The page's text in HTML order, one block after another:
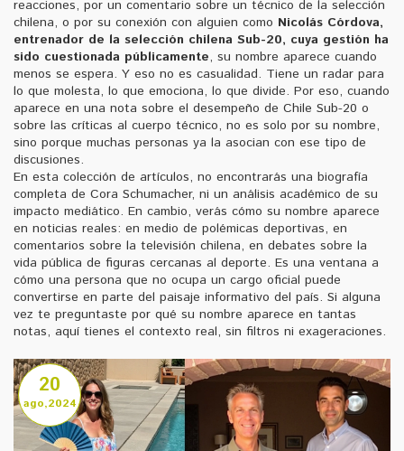
reacciones, por un comentario sobre un técnico de la selección
chilena, o por su conexión con alguien como Nicolás Córdova,
entrenador de la selección chilena Sub-20, cuya gestión ha
sido cuestionada públicamente, su nombre aparece cuando
menos se espera. Y eso no es casualidad. Tiene un radar para
lo que molesta, lo que emociona, lo que divide. Por eso, cuando
aparece en una nota sobre el desempeño de Chile Sub-20 o
sobre las críticas al cuerpo técnico, no es solo por su nombre,
sino porque muchas personas ya la asocian con ese tipo de
discusiones.
En esta colección de artículos, no encontrarás una biografía
completa de Cora Schumacher, ni un análisis académico de su
impacto mediático. En cambio, verás cómo su nombre aparece
en noticias reales: en medio de polémicas deportivas, en
comentarios sobre la televisión chilena, en debates sobre la
vida pública de figuras cercanas al deporte. Es una ventana a
cómo una persona que no ocupa un cargo oficial puede
convertirse en parte del paisaje informativo del país. Si alguna
vez te preguntaste por qué su nombre aparece en tantas
notas, aquí tienes el contexto real, sin filtros ni exageraciones.
20
ago,2024